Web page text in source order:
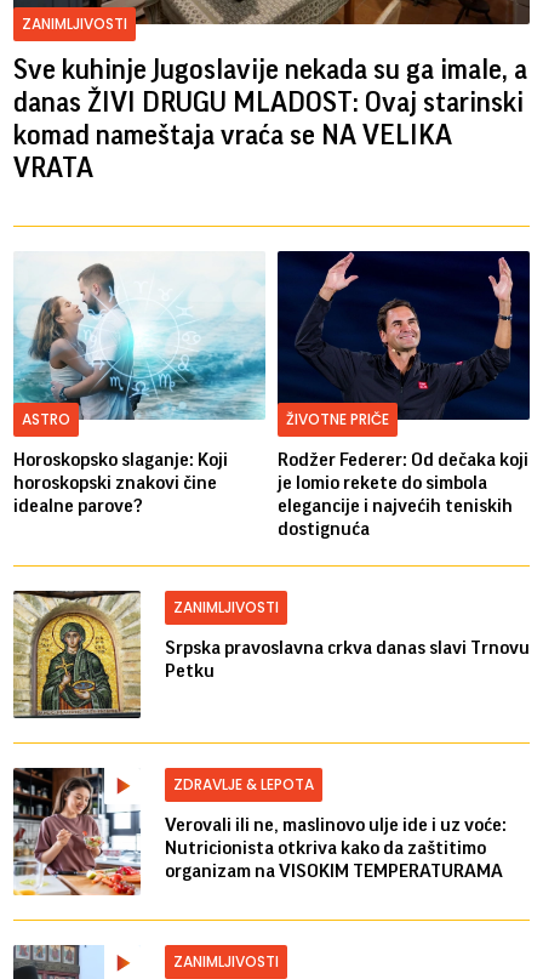
ZANIMLJIVOSTI
Sve kuhinje Jugoslavije nekada su ga imale, a
danas ŽIVI DRUGU MLADOST: Ovaj starinski
komad nameštaja vraća se NA VELIKA
VRATA
ASTRO
Horoskopsko slaganje: Koji
horoskopski znakovi čine
idealne parove?
ŽIVOTNE PRIČE
Rodžer Federer: Od dečaka koji
je lomio rekete do simbola
elegancije i najvećih teniskih
dostignuća
ZANIMLJIVOSTI
Srpska pravoslavna crkva danas slavi Trnovu
Petku
ZDRAVLJE & LEPOTA
Verovali ili ne, maslinovo ulje ide i uz voće:
Nutricionista otkriva kako da zaštitimo
organizam na VISOKIM TEMPERATURAMA
ZANIMLJIVOSTI